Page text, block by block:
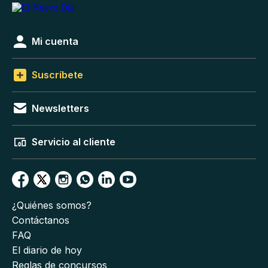
Mi cuenta
Suscríbete
Newsletters
Servicio al cliente
¿Quiénes somos?
Contáctanos
FAQ
El diario de hoy
Reglas de concursos